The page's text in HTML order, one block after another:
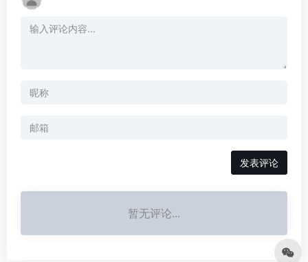
发表评论
暂无评论...